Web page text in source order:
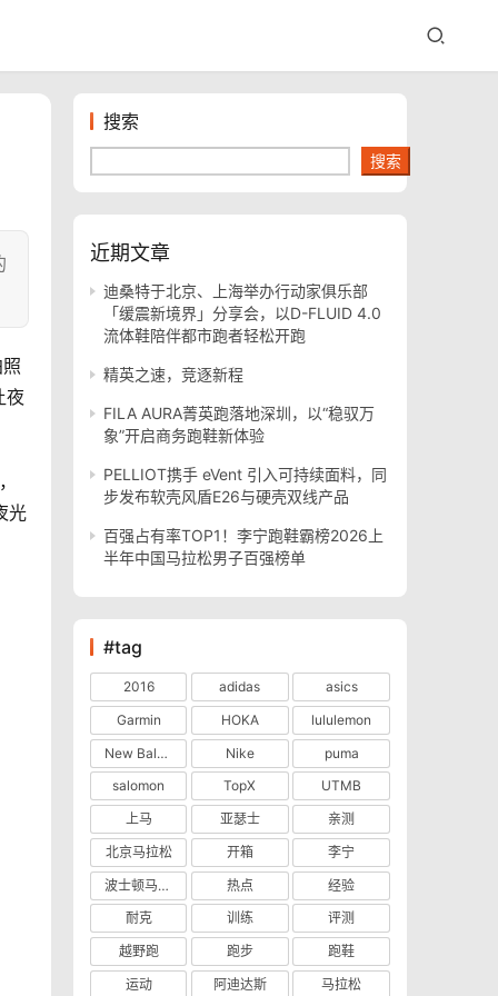
夜
光
搜索
搜索
近期文章
迪桑特于北京、上海举办行动家俱乐部
「缓震新境界」分享会，以D-FLUID 4.0
流体鞋陪伴都市跑者轻松开跑
精英之速，竞逐新程
FILA AURA菁英跑落地深圳，以“稳驭万
象”开启商务跑鞋新体验
PELLIOT携手 eVent 引入可持续面料，同
步发布软壳风盾E26与硬壳双线产品
百强占有率TOP1！李宁跑鞋霸榜2026上
半年中国马拉松男子百强榜单
#tag
2016 adidas
asics
Garmin
HOKA
lululemon
New Balance
Nike
puma
salomon
TopX
UTMB
上马
亚瑟士
亲测
北京马拉松
开箱
李宁
波士顿马拉松
热点
经验
耐克
训练
评测
越野跑
跑步
跑鞋
运动
阿迪达斯 马拉松